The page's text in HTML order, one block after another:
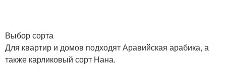
Выбор сорта
Для квартир и домов подходят Аравийская арабика, а
также карликовый сорт Нана.